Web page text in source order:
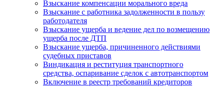
Взыскание компенсации морального вреда
Взыскание с работника задолженности в пользу
работодателя
Взыскание ущерба и ведение дел по возмещению
ущерба после ДТП
Взыскание ущерба, причиненного действиями
судебных приставов
Виндикация и реституция транспортного
средства, оспаривание сделок с автотранспортом
Включение в реестр требований кредиторов